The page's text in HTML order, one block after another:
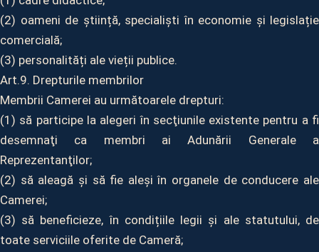
(2) oameni de știință, specialiști în economie și legislație
comercială;
(3) personalități ale vieții publice.
Art.9. Drepturile membrilor
Membrii Camerei au următoarele drepturi:
(1) să participe la alegeri în secţiunile existente pentru a fi
desemnaţi ca membri ai Adunării Generale a
Reprezentanţilor;
(2) să aleagă și să fie aleși în organele de conducere ale
Camerei;
(3) să beneficieze, în condițiile legii și ale statutului, de
toate serviciile oferite de Cameră;